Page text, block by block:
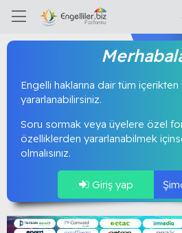
Engelli haklarına dair tüm içerikten
yararlanabilirsiniz.
Soru sormak veya üyelere özel
özelliklerden yararlanabilmek
olmalısınız.
Giriş yap